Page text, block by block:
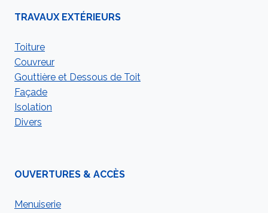
TRAVAUX EXTÉRIEURS
Toiture
Couvreur
Gouttière et Dessous de Toit
Façade
Isolation
Divers
OUVERTURES & ACCÈS
Menuiserie